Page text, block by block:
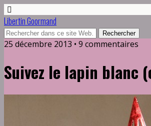
Libertin Goormand
25 décembre 2013 • 9 commentaires
Suivez le lapin blanc